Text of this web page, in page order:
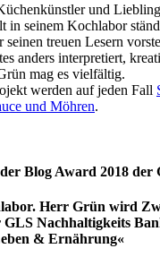
und
in seinem Kochlabor
treuen Lesern
anders interpretiert,
mag es vielfältig.
werden auf jeden Fall
und Möhren.
Blog Award 2018 der
Herr Grün wird
GLS Nachhaltigkeits
& Ernährung«